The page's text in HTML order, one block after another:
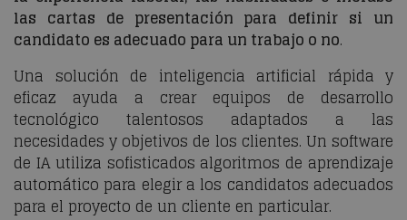
las cartas de presentación para definir si un
candidato es adecuado para un trabajo o no.
Una solución de inteligencia artificial rápida y
eficaz ayuda a crear equipos de desarrollo
tecnológico talentosos adaptados a las
necesidades y objetivos de los clientes. Un software
de IA utiliza sofisticados algoritmos de aprendizaje
automático para elegir a los candidatos adecuados
para el proyecto de un cliente en particular.